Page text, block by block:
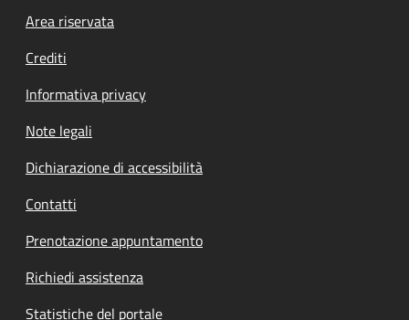
Footer menu
Area riservata
Crediti
Informativa privacy
Note legali
Dichiarazione di accessibilità
Contatti
Prenotazione appuntamento
Richiedi assistenza
Statistiche del portale